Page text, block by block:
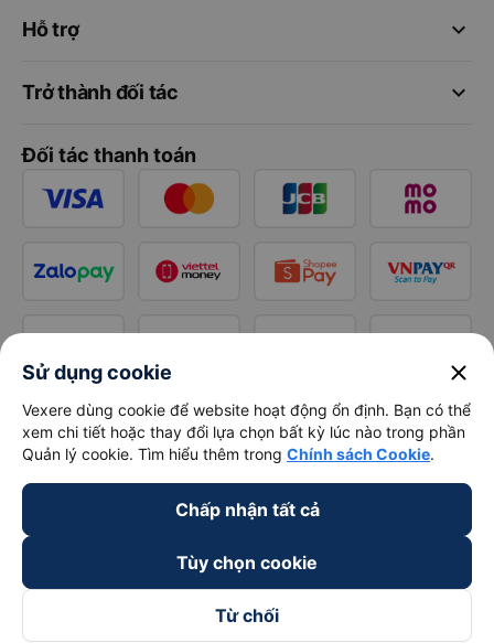
keyboard_arrow_down
Hỗ trợ
keyboard_arrow_down
Trở thành đối tác
Đối tác thanh toán
Sử dụng cookie close
Vexere dùng cookie để website hoạt động ổn định. Bạn có thể
xem chi tiết hoặc thay đổi lựa chọn bất kỳ lúc nào trong phần
Quản lý cookie. Tìm hiểu thêm trong Chính sách Cookie.
Chấp nhận tất cả
Tùy chọn cookie
Từ chối